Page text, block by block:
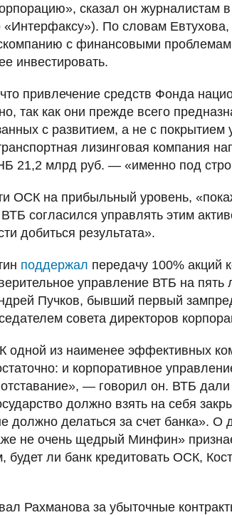
сказал он журналистам
«Интерфаксу»). По словам
с финансовыми
инвестировать.
привлечение средств Фонда
так как они прежде всего
с развитием, а не с
лизинговая компания
21,2 млрд руб. — «именно под
ОСК на прибыльный уровень,
согласился управлять этим
добиться результата».
поддержал передачу 100% акций
управление ВТБ на пять
Пучков, бывший первый
совета директоров
одной из наименее эффективных
и корпоративное
— говорил он. ВТБ
должно взять на себя
должно делаться за счет банка». О
не очень щедрый Минфин»
ли банк кредитовать ОСК,
Рахманова за убыточные